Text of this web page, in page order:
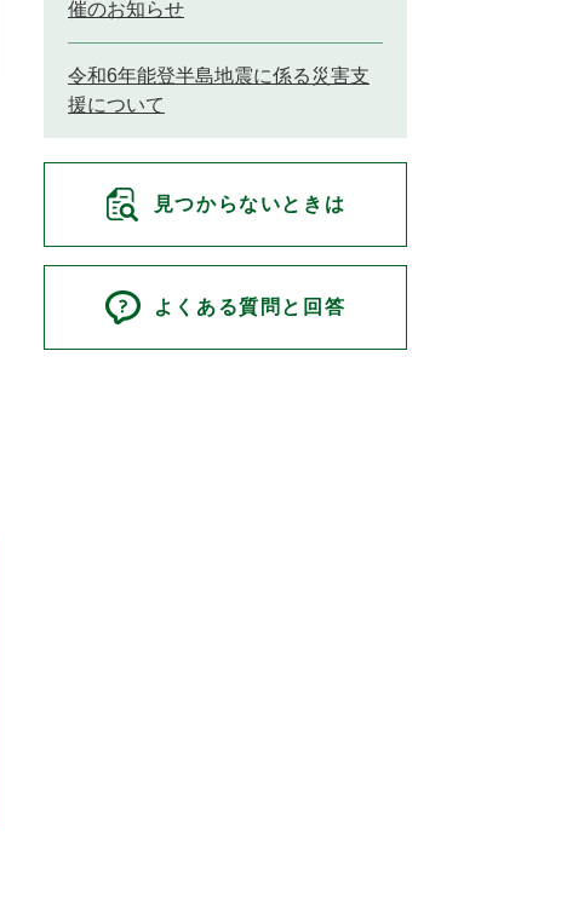
催のお知らせ
令和6年能登半島地震に係る災害支
援について
見つからないときは
よくある質問と回答